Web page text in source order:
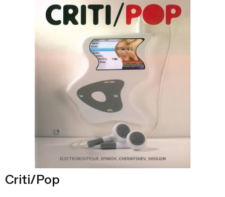
Criti/Pop